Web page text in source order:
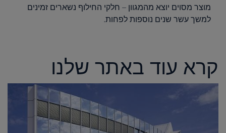
מוצר מסוים יוצא מהמגוון – חלקי החילוף נשארים זמינים
למשך עשר שנים נוספות לפחות.
קרא עוד באתר שלנו